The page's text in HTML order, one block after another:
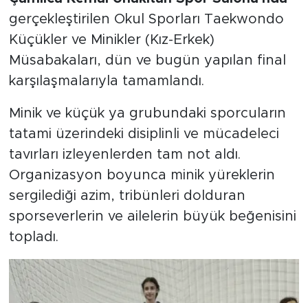
gerçekleştirilen Okul Sporları Taekwondo
Küçükler ve Minikler (Kız-Erkek)
Müsabakaları, dün ve bugün yapılan final
karşılaşmalarıyla tamamlandı.
Minik ve küçük ya grubundaki sporcuların
tatami üzerindeki disiplinli ve mücadeleci
tavırları izleyenlerden tam not aldı.
Organizasyon boyunca minik yüreklerin
sergilediği azim, tribünleri dolduran
sporseverlerin ve ailelerin büyük beğenisini
topladı.